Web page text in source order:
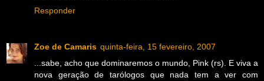
Responder
Zoe de Camaris quinta-feira, 15 fevereiro, 2007
...sabe, acho que dominaremos o mundo, Pink (rs). E viva a
nova geração de tarólogos que nada tem a ver com